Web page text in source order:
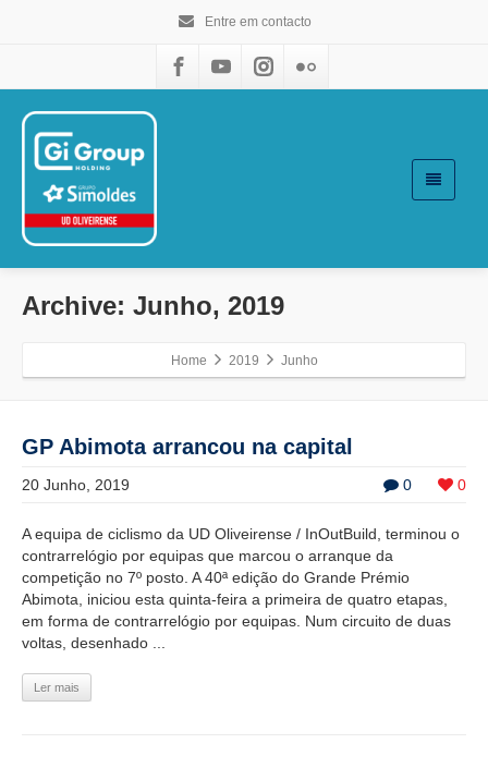
Entre em contacto
Archive: Junho, 2019
Home 2019 Junho
GP Abimota arrancou na capital
0 0
20 Junho, 2019
A equipa de ciclismo da UD Oliveirense / InOutBuild, terminou o
contrarrelógio por equipas que marcou o arranque da
competição no 7º posto. A 40ª edição do Grande Prémio
Abimota, iniciou esta quinta-feira a primeira de quatro etapas,
em forma de contrarrelógio por equipas. Num circuito de duas
voltas, desenhado ...
Ler mais